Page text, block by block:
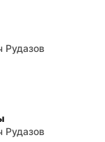
Рудазов
Рудазов